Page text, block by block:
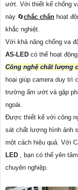
ướt. Với thiết kế chống
này 🔄chắc chắn hoạt
khắc nghiệt.
Với khả năng chống va
AS-LED có thể hoạt
Công nghệ chất lượng
hoại giúp camera duy trì
trường ẩm ướt và gặp
ngoài.
Được thiết kế với công
sát chất lượng hình ảnh
một cách hiệu quả. Với
LED , bạn có thể yên
chuyên nghiệp.